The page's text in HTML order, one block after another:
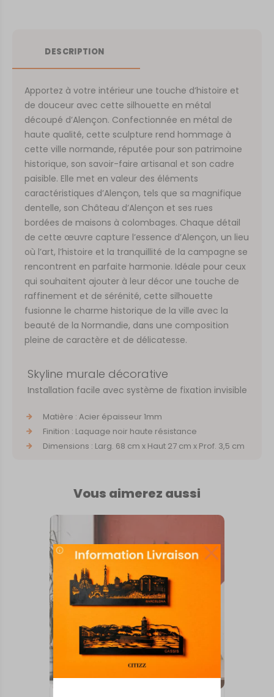
DESCRIPTION
Apportez à votre intérieur une touche d’histoire et
de douceur avec cette silhouette en métal
découpé d’Alençon. Confectionnée en métal de
haute qualité, cette sculpture rend hommage à
cette ville normande, réputée pour son patrimoine
historique, son savoir-faire artisanal et son cadre
paisible. Elle met en valeur des éléments
caractéristiques d’Alençon, tels que sa magnifique
dentelle, son Château d’Alençon et ses rues
bordées de maisons à colombages. Chaque détail
de cette œuvre capture l’essence d’Alençon, un lieu
où l’art, l’histoire et la tranquillité de la campagne se
rencontrent en parfaite harmonie. Idéale pour ceux
qui souhaitent ajouter à leur décor une touche de
raffinement et de sérénité, cette silhouette
fusionne le charme historique de la ville avec la
beauté de la Normandie, dans une composition
pleine de caractère et de délicatesse.
Skyline murale décorative
Installation facile avec système de fixation invisible
Matière : Acier épaisseur 1mm
Finition : Laquage noir haute résistance
Dimensions : Larg. 68 cm x Haut 27 cm x Prof. 3,5 cm
Vous aimerez aussi